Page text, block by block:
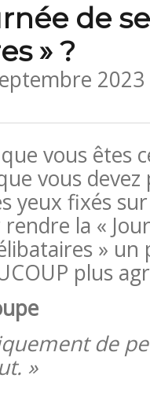
de
» ?
vous êtes
vous devez
yeux fixés
la «
» un
plus
de
»